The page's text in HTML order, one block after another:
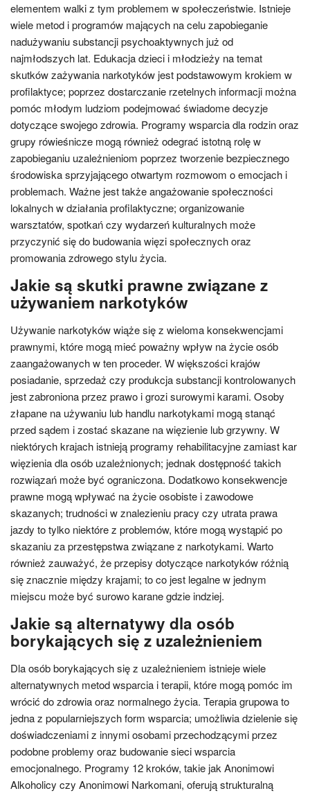
elementem walki z tym problemem w społeczeństwie. Istnieje
wiele metod i programów mających na celu zapobieganie
nadużywaniu substancji psychoaktywnych już od
najmłodszych lat. Edukacja dzieci i młodzieży na temat
skutków zażywania narkotyków jest podstawowym krokiem w
profilaktyce; poprzez dostarczanie rzetelnych informacji można
pomóc młodym ludziom podejmować świadome decyzje
dotyczące swojego zdrowia. Programy wsparcia dla rodzin oraz
grupy rówieśnicze mogą również odegrać istotną rolę w
zapobieganiu uzależnieniom poprzez tworzenie bezpiecznego
środowiska sprzyjającego otwartym rozmowom o emocjach i
problemach. Ważne jest także angażowanie społeczności
lokalnych w działania profilaktyczne; organizowanie
warsztatów, spotkań czy wydarzeń kulturalnych może
przyczynić się do budowania więzi społecznych oraz
promowania zdrowego stylu życia.
Jakie są skutki prawne związane z
używaniem narkotyków
Używanie narkotyków wiąże się z wieloma konsekwencjami
prawnymi, które mogą mieć poważny wpływ na życie osób
zaangażowanych w ten proceder. W większości krajów
posiadanie, sprzedaż czy produkcja substancji kontrolowanych
jest zabroniona przez prawo i grozi surowymi karami. Osoby
złapane na używaniu lub handlu narkotykami mogą stanąć
przed sądem i zostać skazane na więzienie lub grzywny. W
niektórych krajach istnieją programy rehabilitacyjne zamiast kar
więzienia dla osób uzależnionych; jednak dostępność takich
rozwiązań może być ograniczona. Dodatkowo konsekwencje
prawne mogą wpływać na życie osobiste i zawodowe
skazanych; trudności w znalezieniu pracy czy utrata prawa
jazdy to tylko niektóre z problemów, które mogą wystąpić po
skazaniu za przestępstwa związane z narkotykami. Warto
również zauważyć, że przepisy dotyczące narkotyków różnią
się znacznie między krajami; to co jest legalne w jednym
miejscu może być surowo karane gdzie indziej.
Jakie są alternatywy dla osób
borykających się z uzależnieniem
Dla osób borykających się z uzależnieniem istnieje wiele
alternatywnych metod wsparcia i terapii, które mogą pomóc im
wrócić do zdrowia oraz normalnego życia. Terapia grupowa to
jedna z popularniejszych form wsparcia; umożliwia dzielenie się
doświadczeniami z innymi osobami przechodzącymi przez
podobne problemy oraz budowanie sieci wsparcia
emocjonalnego. Programy 12 kroków, takie jak Anonimowi
Alkoholicy czy Anonimowi Narkomani, oferują strukturalną